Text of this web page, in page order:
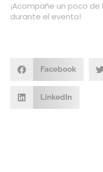
¡Acompañe un poco
durante el evento!
Facebook
LinkedIn